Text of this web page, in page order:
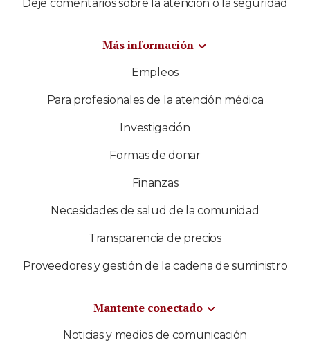
Deje comentarios sobre la atención o la seguridad
Más información
Empleos
Para profesionales de la atención médica
Investigación
Formas de donar
Finanzas
Necesidades de salud de la comunidad
Transparencia de precios
Proveedores y gestión de la cadena de suministro
Mantente conectado
Noticias y medios de comunicación